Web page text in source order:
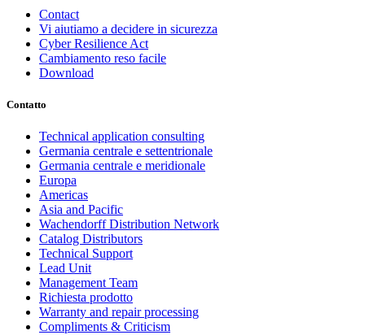
Contact
Vi aiutiamo a decidere in sicurezza
Cyber Resilience Act
Cambiamento reso facile
Download
Contatto
Technical application consulting
Germania centrale e settentrionale
Germania centrale e meridionale
Europa
Americas
Asia and Pacific
Wachendorff Distribution Network
Catalog Distributors
Technical Support
Lead Unit
Management Team
Richiesta prodotto
Warranty and repair processing
Compliments & Criticism